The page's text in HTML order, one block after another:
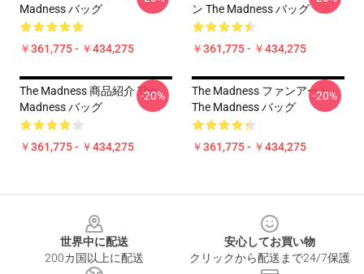
Madness バッグ
￥361,775 - ￥434,275
ン The Madness バッグ
￥361,775 - ￥434,275
The Madness 商品紹介 The
Madness バッグ
￥361,775 - ￥434,275
-20%
The Madness ファンアート
The Madness バッグ
￥361,775 - ￥434,275
-20%
世界中に配送
200カ国以上に配送
安心してお買い物
クリックから配送まで24/7保護